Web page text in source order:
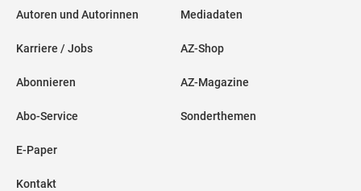
Autoren und Autorinnen
Karriere / Jobs
Abonnieren
Abo-Service
E-Paper
Kontakt
Mediadaten
AZ-Shop
AZ-Magazine
Sonderthemen